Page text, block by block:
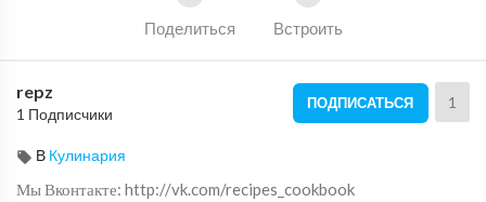
Поделиться Встроить
repz
1 Подписчики
ПОДПИСАТЬСЯ 1
В Кулинария
Мы Вконтакте: http://vk.com/recipes_cookbook